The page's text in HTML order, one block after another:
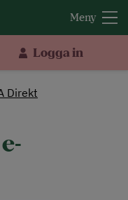
Logga in
Direkt